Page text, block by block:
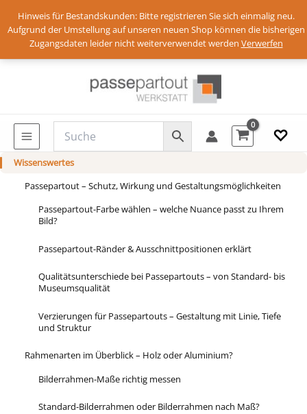
Hinweis für Bestandskunden: Bitte registrieren Sie sich einmalig neu.
Aufgrund der Umstellung auf unseren neuen Shop können die bisherigen
Zugangsdaten leider nicht weiterverwendet werden Verwerfen
Inhalt
Anmelden
♡
Wissenswertes
Passepartout – Schutz, Wirkung und Gestaltungsmöglichkeiten
Passepartout-Farbe wählen – welche Nuance passt zu Ihrem
Bild?
Passepartout-Ränder & Ausschnittpositionen erklärt
Qualitätsunterschiede bei Passepartouts – von Standard- bis
Museumsqualität
Verzierungen für Passepartouts – Gestaltung mit Linie, Tiefe
und Struktur
Rahmenarten im Überblick – Holz oder Aluminium?
Bilderrahmen-Maße richtig messen
Standard-Bilderrahmen oder Bilderrahmen nach Maß?